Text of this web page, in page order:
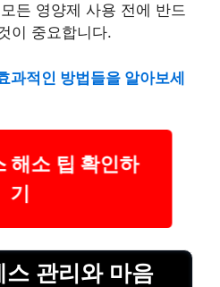
든 영양제 사용 전에 반드
이 중요합니다.
과적인 방법들을 알아보세
해소 팁 확인하
기
스 관리와 마음